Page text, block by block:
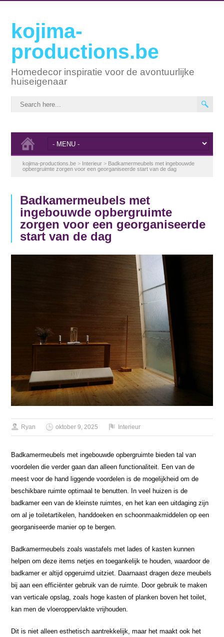
kojima-
productions.be
Homedecor inspiratie voor de avontuurlijke
huiseigenaar
kojima-productions.be > Interieur > Badkamermeubels met ingebouwde
opbergruimte zorgen voor een georganiseerde start van de dag
Badkamermeubels met
ingebouwde opbergruimte
zorgen voor een georganiseerde
start van de dag
Ryan oktober 9, 2025 Interieur
Badkamermeubels met ingebouwde opbergruimte bieden tal van
voordelen die verder gaan dan alleen functionaliteit. Een van de
meest voor de hand liggende voordelen is de mogelijkheid om de
beschikbare ruimte optimaal te benutten. In veel huizen is de
badkamer een van de kleinste ruimtes, en het kan een uitdaging zijn
om al je toiletartikelen, handdoeken en schoonmaakmiddelen op een
georganiseerde manier op te bergen.
Badkamermeubels zoals wastafels met lades of kasten kunnen
helpen om deze items netjes en toegankelijk te houden, waardoor de
badkamer er altijd opgeruimd uitziet. Daarnaast dragen deze meubels
bij aan een efficiënter gebruik van de ruimte. Door gebruik te maken
van verticale opslag, zoals hoge kasten of planken boven het toilet,
kan men de vloeroppervlakte vrijhouden.
Dit is niet alleen esthetisch aantrekkelijk, maar het maakt ook het